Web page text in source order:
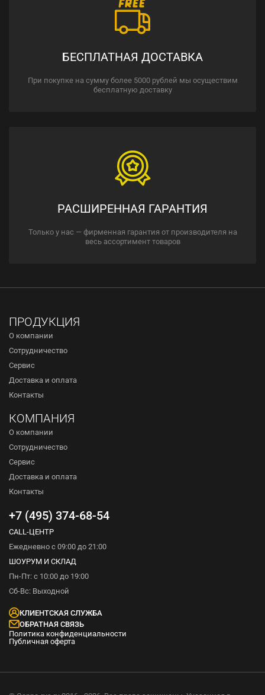
БЕСПЛАТНАЯ ДОСТАВКА
При покупке на сумму более 5000 рублей мы осуществим
бесплатную доставку
РАСШИРЕННАЯ ГАРАНТИЯ
Только у нас — фирменная гарантия от производителя на
весь ассортимент товаров
ПРОДУКЦИЯ
О компании
Сотрудничество
Сервис
Доставка и оплата
Контакты
КОМПАНИЯ
О компании
Сотрудничество
Сервис
Доставка и оплата
Контакты
+7 (495) 374-68-54
CALL-ЦЕНТР
Ежедневно с 09:00 до 21:00
ШОУРУМ И СКЛАД
Пн-Пт: с 10:00 до 19:00
Сб-Вс: Выходной
КЛИЕНТСКАЯ СЛУЖБА
ОБРАТНАЯ СВЯЗЬ
Политика конфиденциальности
Публичная оферта